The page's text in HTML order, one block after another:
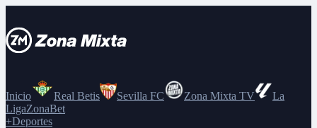
Inicio Real Betis Sevilla FC Zona Mixta TV
La
LigaZonaBet
+Deportes